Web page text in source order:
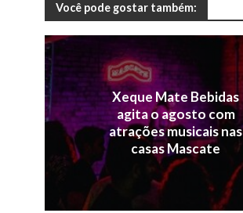
Você pode gostar também:
Xeque Mate Bebidas
agita o agosto com
atrações musicais nas
casas Mascate